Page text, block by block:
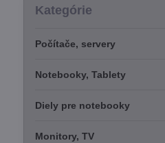
Kategórie
Počítače, servery
Notebooky, Tablety
Diely pre notebooky
Monitory, TV